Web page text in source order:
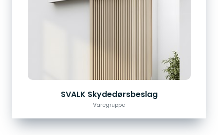
SVALK Skydedørsbeslag
Varegruppe